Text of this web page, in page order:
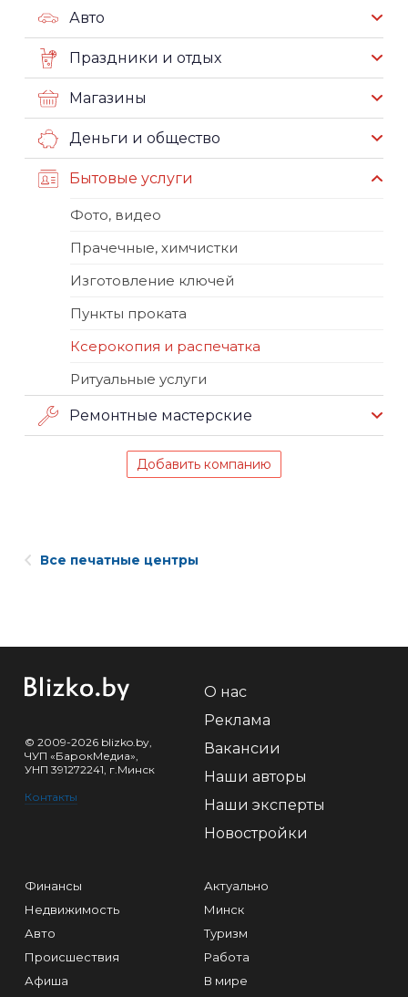
Авто
Праздники и отдых
Магазины
Деньги и общество
Бытовые услуги
Фото, видео
Прачечные, химчистки
Изготовление ключей
Пункты проката
Ксерокопия и распечатка
Ритуальные услуги
Ремонтные мастерские
Добавить компанию
Все печатные центры
© 2009-2026 blizko.by,
ЧУП «БарокМедиа»,
УНП 391272241, г.Минск
Контакты
О нас
Реклама
Вакансии
Наши авторы
Наши эксперты
Новостройки
Финансы
Недвижимость
Авто
Происшествия
Афиша
Актуально
Минск
Туризм
Работа
В мире